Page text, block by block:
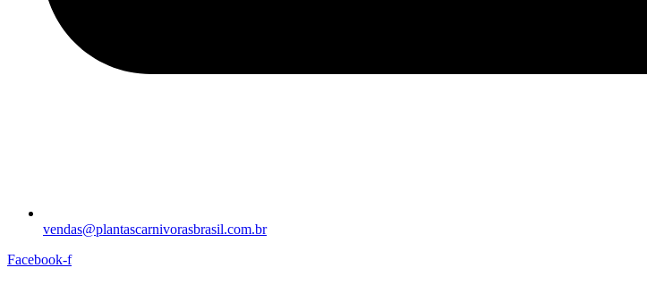
vendas@plantascarnivorasbrasil.com.br
Facebook-f